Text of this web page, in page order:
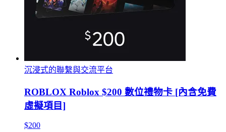
沉浸式的聯繫與交流平台
ROBLOX Roblox $200 數位禮物卡 [內含免費
虛擬項目]
$200